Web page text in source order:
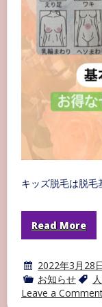
キッズ脱毛は脱毛
Read More
2022年3月28
お知らせ
Leave a